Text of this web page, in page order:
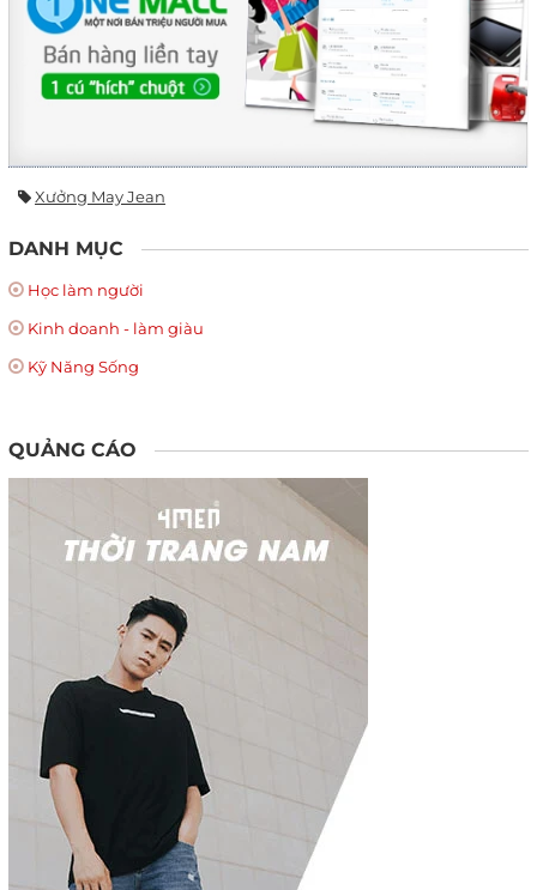
Xưởng May Jean
DANH MỤC
Học làm người
Kinh doanh - làm giàu
Kỹ Năng Sống
QUẢNG CÁO